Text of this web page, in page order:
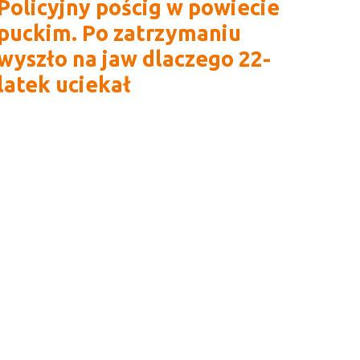
pościg w powiecie
Po zatrzymaniu
na jaw dlaczego 22-
uciekał